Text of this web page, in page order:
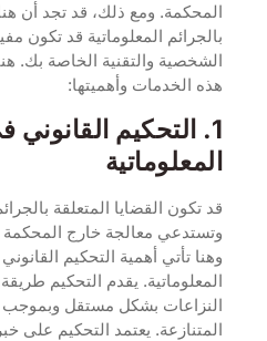
المحكمة. ومع ذلك، قد تجد أن
بالجرائم المعلوماتية قد تكون
الشخصية والتقنية الخاصة بك.
هذه الخدمات وأهميتها:
1. التحكيم
المعلوماتية
قد تكون القضايا المتعلقة
وتستدعي معالجة خارج المحكمة
وهنا تأتي أهمية التحكيم
المعلوماتية. يقدم التحكيم
النزاعات بشكل مستقل وبموجب
المتنازعة. يعتمد التحكيم على